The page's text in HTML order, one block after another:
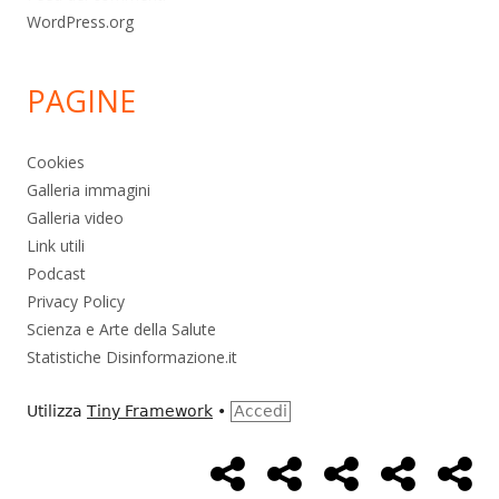
WordPress.org
PAGINE
Cookies
Galleria immagini
Galleria video
Link utili
Podcast
Privacy Policy
Scienza e Arte della Salute
Statistiche Disinformazione.it
Utilizza Tiny Framework • Accedi
MenùHome
Page
Alimentazione
AmbienteBambini